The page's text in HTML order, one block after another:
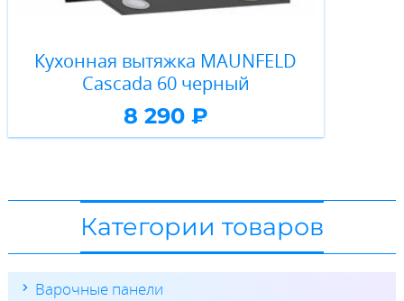
Кухонная вытяжка MAUNFELD
Cascada 60 черный
8 290 ₽
Категории товаров
Варочные панели